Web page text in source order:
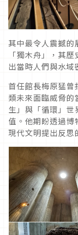
其中最令人震撼的
「獨木舟」，其
出當時人們與水域
首任館長梅原猛曾
類未來面臨威脅
生」與「循環」
值。他期盼透過
現代文明提出反思